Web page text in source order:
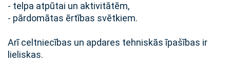
- telpa atpūtai un aktivitātēm,
- pārdomātas ērtības svētkiem.
Arī celtniecības un apdares tehniskās īpašības ir
lieliskas.